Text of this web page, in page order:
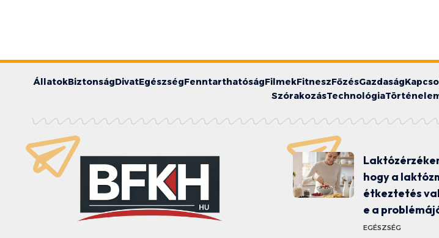
ÁllatokBiztonságDivatEgészségFenntarthatóságFilmekFitneszFőzésGazdaság
SzórakozásTechnológia
hogy a
étkeztetés
e a
EGÉSZSÉG